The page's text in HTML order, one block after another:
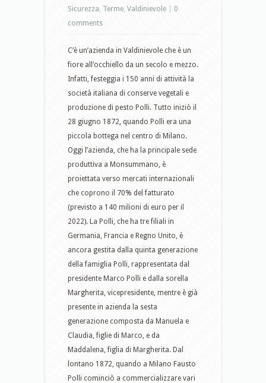
Sicurezza, Terme, Valdinievole
0
comments
C’è un’azienda in Valdinievole che è un
fiore all’occhiello da un secolo e mezzo.
Infatti, festeggia i 150 anni di attività la
società italiana di conserve vegetali e
produzione di pesto Polli. Tutto iniziò il
28 giugno 1872, quando Polli era una
piccola bottega nel centro di Milano.
Oggi l’azienda, che ha la principale sede
produttiva a Monsummano, è
proiettata verso mercati internazionali
che coprono il 70% del fatturato
(previsto a 140 milioni di euro per il
2022). La Polli, che ha tre filiali in
Germania, Francia e Regno Unito, è
ancora gestita dalla quinta generazione
della famiglia Polli, rappresentata dal
presidente Marco Polli e dalla sorella
Margherita, vicepresidente, mentre è già
presente in azienda la sesta
generazione composta da Manuela e
Claudia, figlie di Marco, e da
Maddalena, figlia di Margherita. Dal
lontano 1872, quando a Milano Fausto
Polli cominciò a commercializzare vari